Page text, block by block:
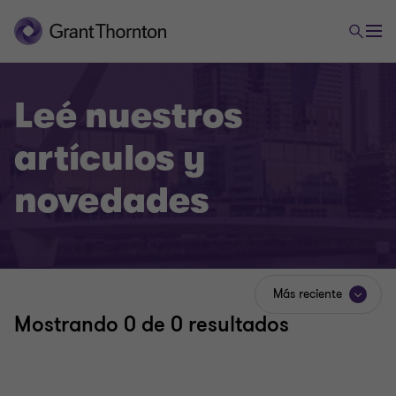
Leé nuestros
artículos y
novedades
Mostrando 0 de 0 resultados
Más reciente